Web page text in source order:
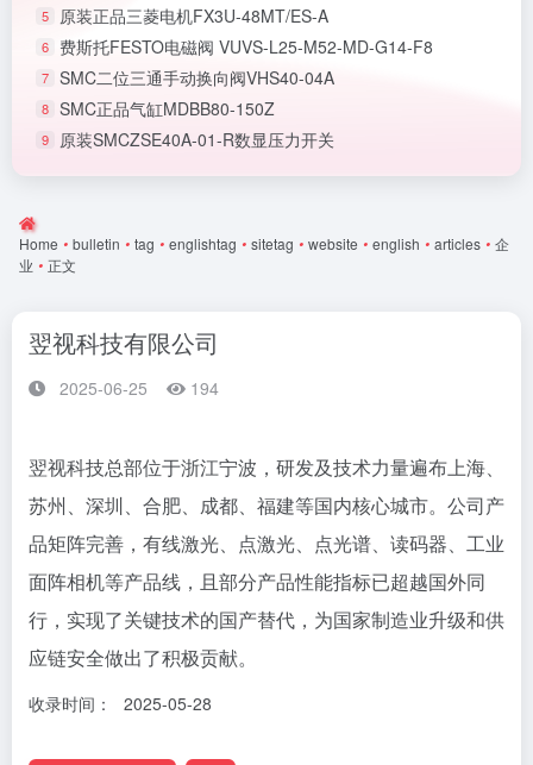
5 原装正品三菱电机FX3U-48MT/ES-A
6 费斯托FESTO电磁阀 VUVS-L25-M52-MD-G14-F8
7 SMC二位三通手动换向阀VHS40-04A
8 SMC正品气缸MDBB80-150Z
9 原装SMCZSE40A-01-R数显压力开关
Home • bulletin • tag • englishtag • sitetag • website • english • articles • 企
业 • 正文
翌视科技有限公司
2025-06-25 194
翌视科技总部位于浙江宁波，研发及技术力量遍布上海、
苏州、深圳、合肥、成都、福建等国内核心城市。公司产
品矩阵完善，有线激光、点激光、点光谱、读码器、工业
面阵相机等产品线，且部分产品性能指标已超越国外同
行，实现了关键技术的国产替代，为国家制造业升级和供
应链安全做出了积极贡献。
收录时间： 2025-05-28